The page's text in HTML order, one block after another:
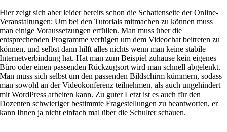
Hier zeigt sich aber leider bereits schon die Schattenseite der Online-
Veranstaltungen: Um bei den Tutorials mitmachen zu können muss
man einige Voraussetzungen erfüllen. Man muss über die
entsprechenden Programme verfügen um dem Videochat beitreten zu
können, und selbst dann hilft alles nichts wenn man keine stabile
Internetverbindung hat. Hat man zum Beispiel zuhause kein eigenes
Büro oder einen passenden Rückzugsort wird man schnell abgelenkt.
Man muss sich selbst um den passenden Bildschirm kümmern, sodass
man sowohl an der Videokonferenz teilnehmen, als auch ungehindert
mit WordPress arbeiten kann. Zu guter Letzt ist es auch für den
Dozenten schwieriger bestimmte Fragestellungen zu beantworten, er
kann Ihnen ja nicht einfach mal über die Schulter schauen.